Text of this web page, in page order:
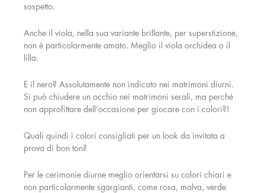
sospetto.
Anche il viola, nella sua variante brillante, per superstizione,
non è particolarmente amato. Meglio il viola orchidea o il
lilla.
E il nero? Assolutamente non indicato nei matrimoni diurni.
Si può chiudere un occhio nei matrimoni serali, ma perché
non approfittare dell’occasione per giocare con i colori?!
Quali quindi i colori consigliati per un look da invitata a
prova di bon ton?
Per le cerimonie diurne meglio orientarsi su colori chiari e
non particolarmente sgargianti, come rosa, malva, verde